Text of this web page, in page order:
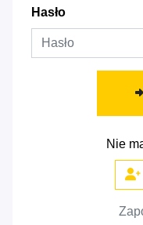
Hasło
Nie